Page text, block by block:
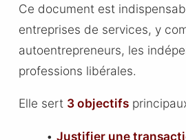
Ce document est
entreprises de services, y
autoentrepreneurs, les
professions libérales.
Elle sert 3 objectifs
• Justifier une